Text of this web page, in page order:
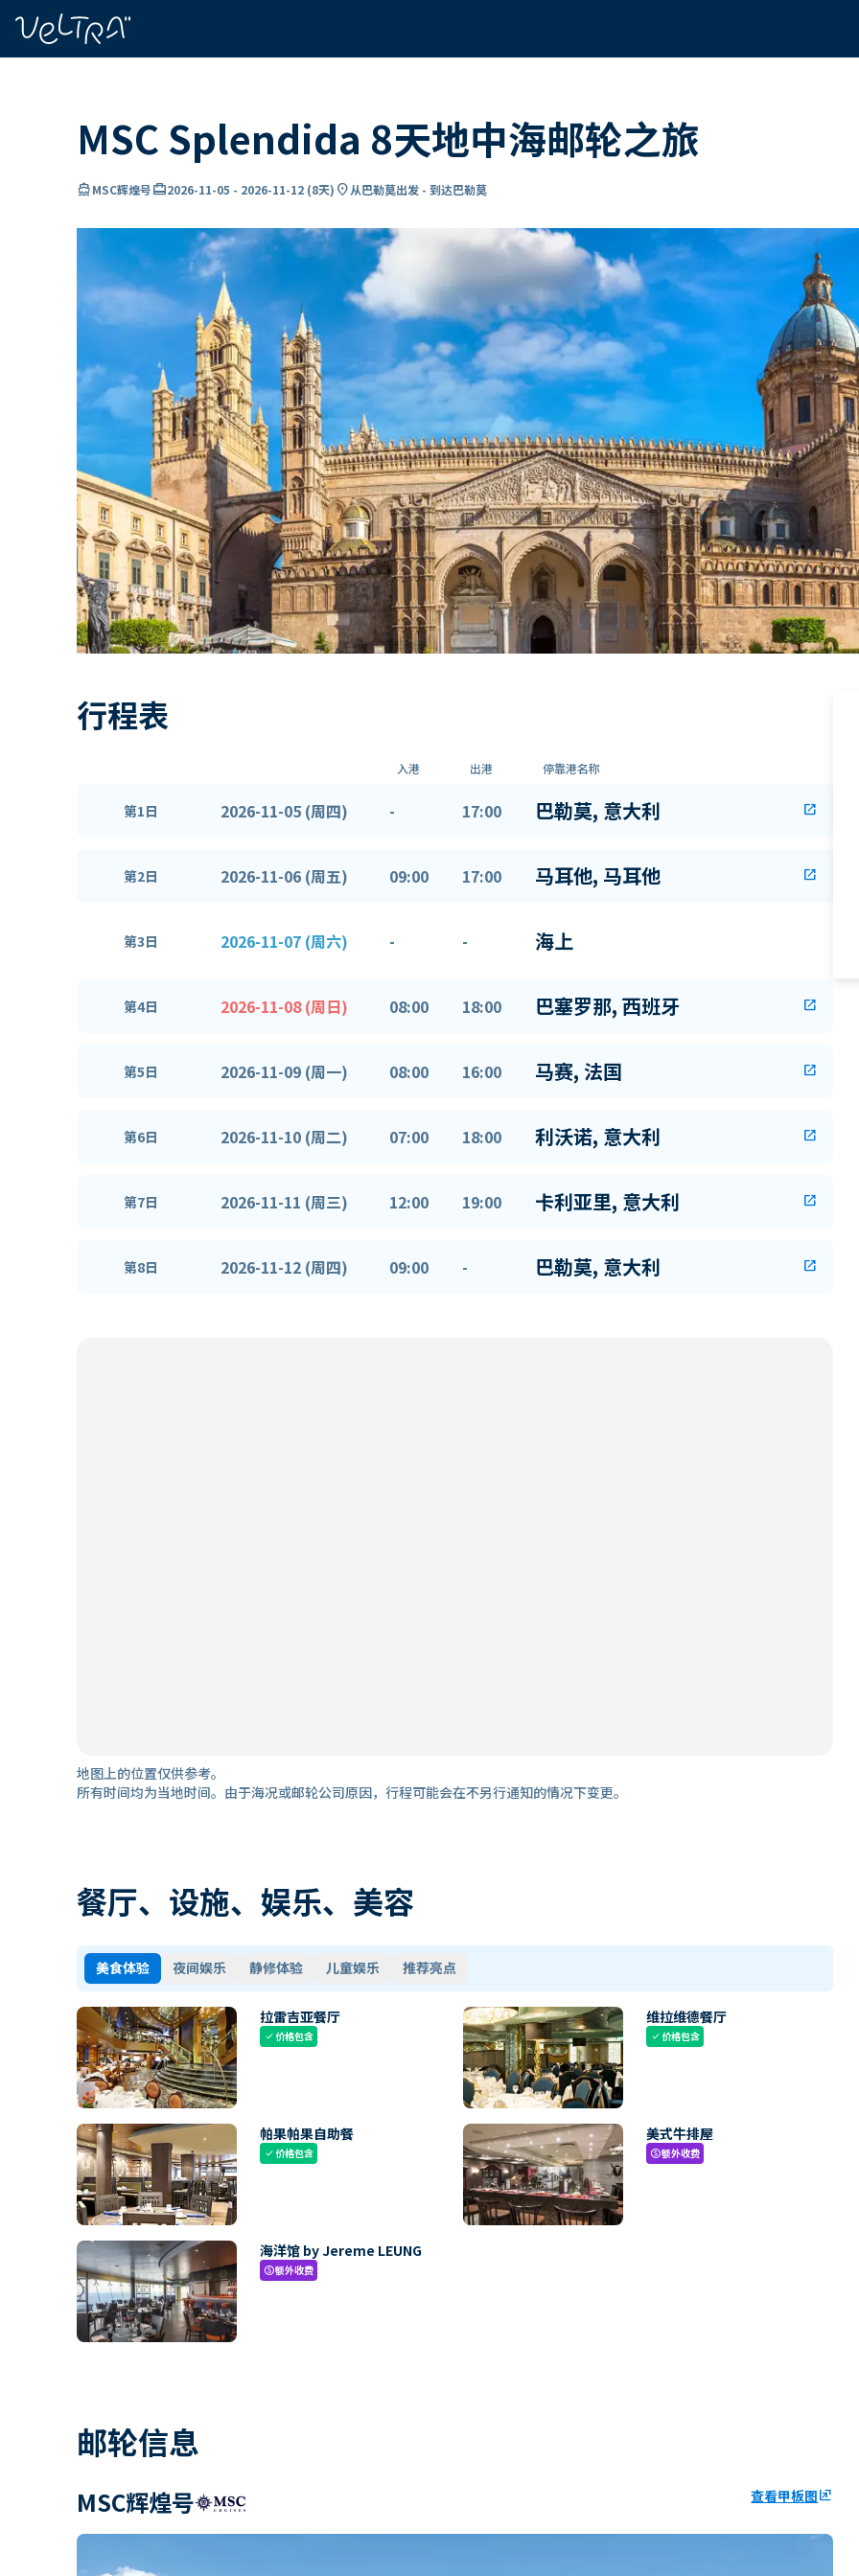
MSC Splendida 8天地中海邮轮之旅
directions_boatMSC辉煌号card_travel2026-11-05 - 2026-11-12 (8天) location_on从巴勒莫出发 - 到达巴勒莫
行程表
入港 出港 停靠港名称
第1日 2026-11-05 (周四) - 17:00 巴勒莫, 意大利 open_in_new
第2日 2026-11-06 (周五) 09:00 17:00 马耳他, 马耳他 open_in_new
第3日 2026-11-07 (周六) - - 海上
第4日 2026-11-08 (周日) 08:00 18:00 巴塞罗那, 西班牙 open_in_new
第5日 2026-11-09 (周一) 08:00 16:00 马赛, 法国 open_in_new
第6日 2026-11-10 (周二) 07:00 18:00 利沃诺, 意大利 open_in_new
第7日 2026-11-11 (周三) 12:00 19:00 卡利亚里, 意大利 open_in_new
第8日 2026-11-12 (周四) 09:00 - 巴勒莫, 意大利 open_in_new
地图上的位置仅供参考。
所有时间均为当地时间。由于海况或邮轮公司原因，行程可能会在不另行通知的情况下变更。
餐厅、设施、娱乐、美容
美食体验 夜间娱乐 静修体验 儿童娱乐 推荐亮点
拉雷吉亚餐厅
check价格包含
维拉维德餐厅
check价格包含
帕果帕果自助餐
check价格包含
美式牛排屋
paid额外收费
海洋馆 by Jereme LEUNG
paid额外收费
邮轮信息
MSC辉煌号 查看甲板图ungroup